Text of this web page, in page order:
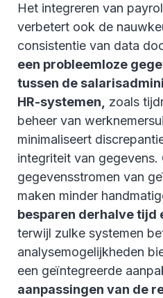
Het integreren van
verbetert ook de
consistentie van data
een probleemloze
tussen de
HR-systemen, zoals
beheer van
minimaliseert
integriteit van gegevens.
gegevensstromen van
maken minder
besparen derhalve tijd
terwijl zulke systemen
analysemogelijkheden
een geïntegreerde
aanpassingen van de